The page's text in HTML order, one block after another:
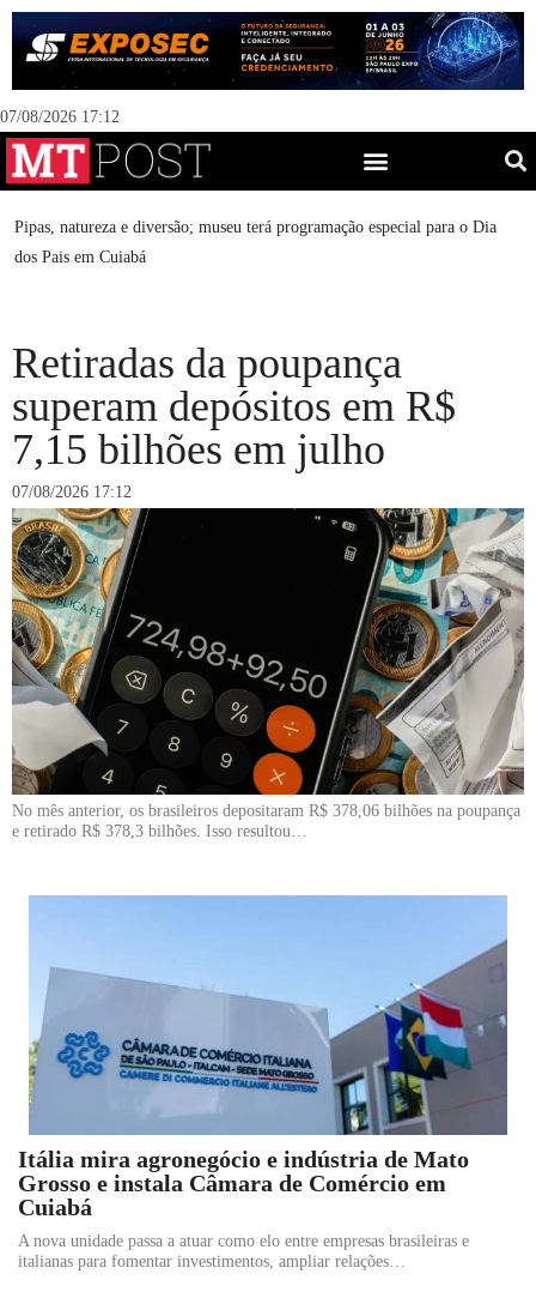
07/08/2026 17:12
Itália mira agronegócio e indústria de Mato Grosso e instala
Comércio em Cuiabá
Retiradas da poupança
superam depósitos em R$
7,15 bilhões em julho
07/08/2026 17:12
No mês anterior, os brasileiros depositaram R$ 378,06 bilhões na poupança
e retirado R$ 378,3 bilhões. Isso resultou…
Itália mira agronegócio e indústria de Mato
Grosso e instala Câmara de Comércio em
Cuiabá
A nova unidade passa a atuar como elo entre empresas brasileiras e
italianas para fomentar investimentos, ampliar relações…